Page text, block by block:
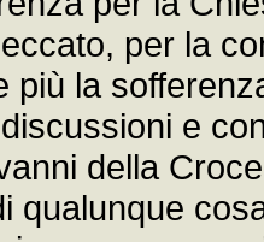
per la
più la
e
della
qualunque